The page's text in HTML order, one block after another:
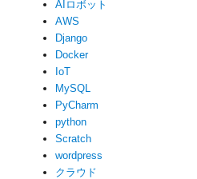
AIロボット
AWS
Django
Docker
IoT
MySQL
PyCharm
python
Scratch
wordpress
クラウド